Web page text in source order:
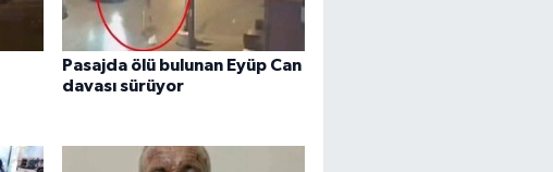
Pasajda ölü bulunan Eyüp Can
davası sürüyor